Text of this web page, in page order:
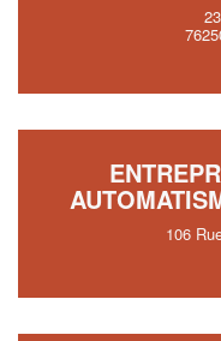
106